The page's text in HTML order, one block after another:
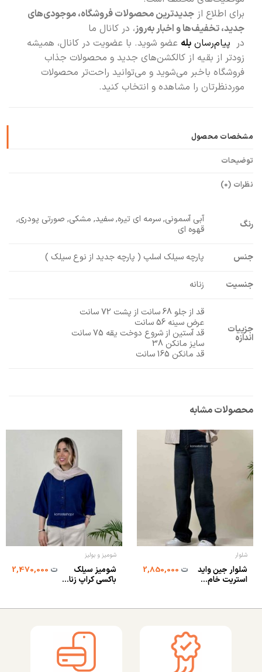
برای اطلاع از جدیدترین محصولات فروشگاه، موجودی‌های
جدید، تخفیف‌ها و اخبار به‌روز، در کانال ما
در پیام‌رسان بله عضو شوید. با عضویت در کانال، همیشه
زودتر از بقیه از کالکشن‌های جدید و محصولات جذاب
فروشگاه باخبر می‌شوید و می‌توانید راحت‌تر محصولات
موردنظرتان را مشاهده و انتخاب کنید.
مشخصات محصول
توضیحات
نظرات (0)
رنگ
آبی آسمونی, سرمه ای تیره, سفید, مشکی, صورتی پودری,
قهوه ای
جنس پارچه سیلک اسلپ ( پارچه جدید از نوع سیلک )
جنسیت زنانه
جزییات
اندازه
قد از جلو 68 سانت از پشت 72 سانت
عرض سینه 56 سانت
قد آستین از شروع دوخت یقه 75 سانت
سایز مانکن 38
قد مانکن 165 سانت
محصولات مشابه
شلوار
شلوار جین واید
استریت خام...
ت2,850,000
شومیز و بولیز
شومیز سیلک
باکسی کراپ زنا...
ت2,470,000